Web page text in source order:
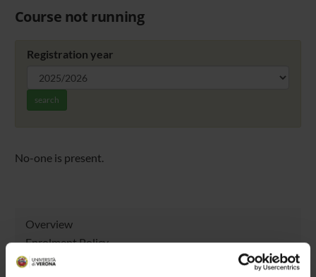
Course not running
Registration year
search
No-one is present.
Overview
Enrolment Policy
Courses